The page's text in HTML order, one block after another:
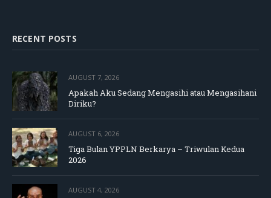
RECENT POSTS
AUGUST 7, 2026
Apakah Aku Sedang Mengasihi atau Mengasihani
Diriku?
AUGUST 6, 2026
Tiga Bulan YPPLN Berkarya – Triwulan Kedua
2026
AUGUST 4, 2026